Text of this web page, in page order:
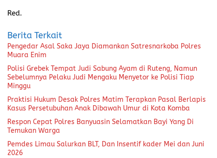
Red.
Berita Terkait
Pengedar Asal Saka Jaya Diamankan Satresnarkoba Polres
Muara Enim
Polisi Grebek Tempat Judi Sabung Ayam di Ruteng, Namun
Sebelumnya Pelaku Judi Mengaku Menyetor ke Polisi Tiap
Minggu
Praktisi Hukum Desak Polres Matim Terapkan Pasal Berlapis
Kasus Persetubuhan Anak Dibawah Umur di Kota Komba
Respon Cepat Polres Banyuasin Selamatkan Bayi Yang Di
Temukan Warga
Pemdes Limau Salurkan BLT, Dan Insentif kader Mei dan Juni
2026